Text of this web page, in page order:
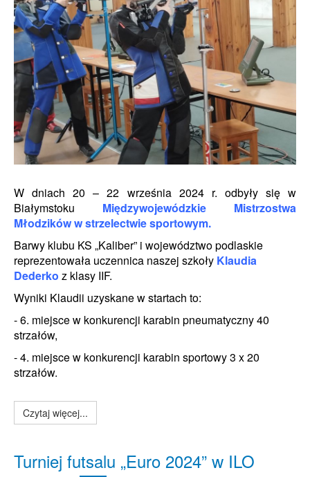
W dniach 20 – 22 września 2024 r. odbyły się w
Białymstoku Międzywojewódzkie Mistrzostwa
Młodzikóww strzelectwie sportowym.
Barwy klubu KS „Kaliber” i województwo podlaskie
reprezentowała uczennica naszej szkoły Klaudia
Dederko z klasy IIF.
Wyniki Klaudii uzyskane w startach to:
- 6. miejsce w konkurencji karabin pneumatyczny 40
strzałów,
- 4. miejsce w konkurencji karabin sportowy 3 x 20
strzałów.
Czytaj więcej...
Turniej futsalu „Euro 2024” w ILO